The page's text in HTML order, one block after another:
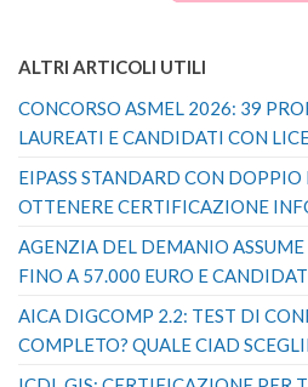
ALTRI ARTICOLI UTILI
CONCORSO ASMEL 2026: 39
LAUREATI E CANDIDATI CON
EIPASS STANDARD CON DOPPIO
OTTENERE CERTIFICAZIONE
AGENZIA DEL DEMANIO
FINO A 57.000 EURO E
AICA DIGCOMP 2.2: TEST DI
COMPLETO? QUALE CIAD